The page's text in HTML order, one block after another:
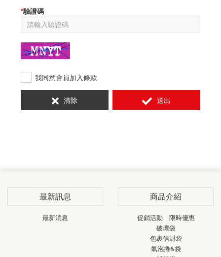
*驗證碼
我同意會員加入條款
清除 送出
最新訊息
最新消息
商品介紹
促銷活動｜限時優惠
破壞袋
包裹信封袋
氣泡捲&袋